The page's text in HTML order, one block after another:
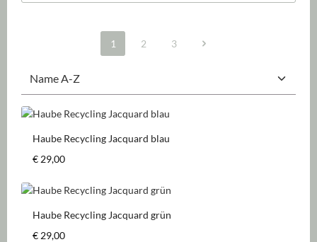
Seite
1
Seite
2
Seite
3
Haube Recycling Jacquard blau
Regulärer Preis:
€ 29,00
Haube Recycling Jacquard grün
Regulärer Preis:
€ 29,00